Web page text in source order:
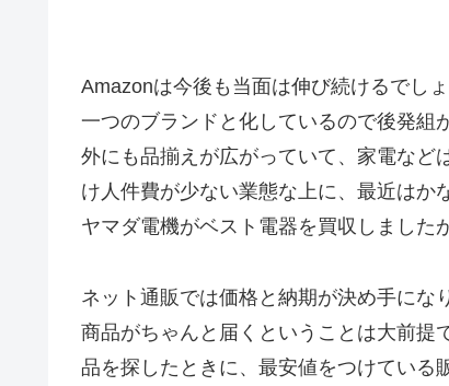
Amazonは今後も当面は伸び続けるでし
一つのブランドと化しているので後発組
外にも品揃えが広がっていて、家電など
け人件費が少ない業態な上に、最近はか
ヤマダ電機がベスト電器を買収しました
ネット通販では価格と納期が決め手にな
商品がちゃんと届くということは大前提
品を探したときに、最安値をつけている